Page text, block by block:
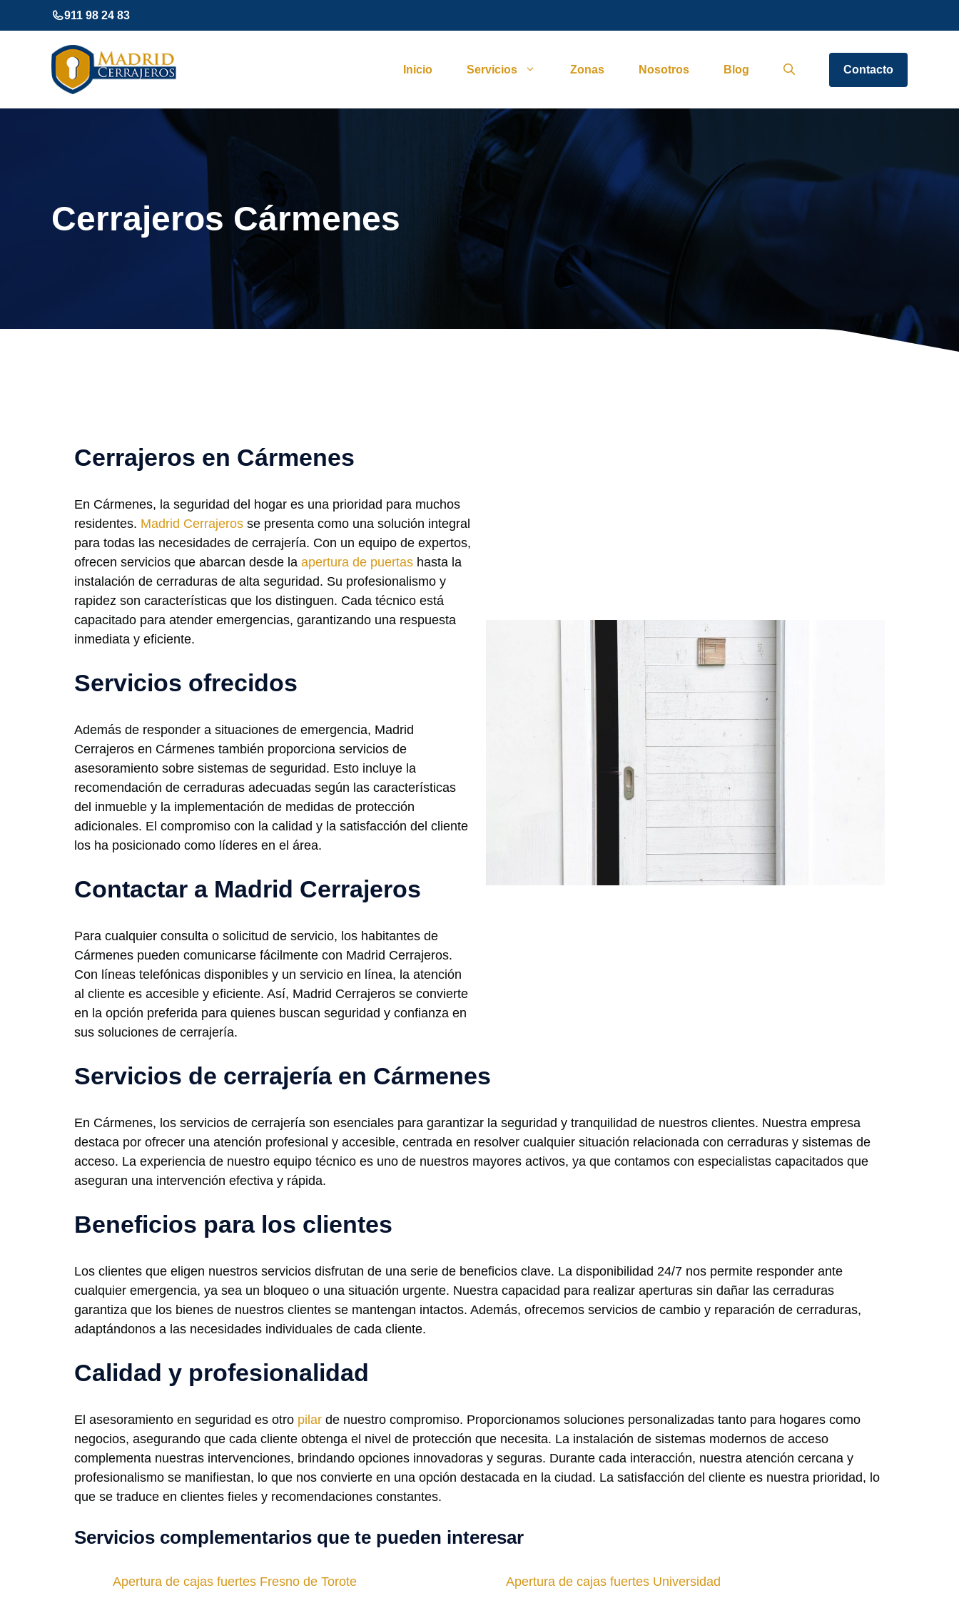
al
911 98 24 83
Inicio Servicios Zonas Nosotros Blog Contacto
Cerrajeros Cármenes
Cerrajeros en Cármenes
En Cármenes, la seguridad del hogar es una prioridad para muchos
residentes. Madrid Cerrajeros se presenta como una solución integral
para todas las necesidades de cerrajería. Con un equipo de expertos,
ofrecen servicios que abarcan desde la apertura de puertas hasta la
instalación de cerraduras de alta seguridad. Su profesionalismo y
rapidez son características que los distinguen. Cada técnico está
capacitado para atender emergencias, garantizando una respuesta
inmediata y eficiente.
Servicios ofrecidos
Además de responder a situaciones de emergencia, Madrid
Cerrajeros en Cármenes también proporciona servicios de
asesoramiento sobre sistemas de seguridad. Esto incluye la
recomendación de cerraduras adecuadas según las características
del inmueble y la implementación de medidas de protección
adicionales. El compromiso con la calidad y la satisfacción del cliente
los ha posicionado como líderes en el área.
Contactar a Madrid Cerrajeros
Para cualquier consulta o solicitud de servicio, los habitantes de
Cármenes pueden comunicarse fácilmente con Madrid Cerrajeros.
Con líneas telefónicas disponibles y un servicio en línea, la atención
al cliente es accesible y eficiente. Así, Madrid Cerrajeros se convierte
en la opción preferida para quienes buscan seguridad y confianza en
sus soluciones de cerrajería.
Servicios de cerrajería en Cármenes
En Cármenes, los servicios de cerrajería son esenciales para garantizar la seguridad y tranquilidad de nuestros clientes. Nuestra empresa
destaca por ofrecer una atención profesional y accesible, centrada en resolver cualquier situación relacionada con cerraduras y sistemas de
acceso. La experiencia de nuestro equipo técnico es uno de nuestros mayores activos, ya que contamos con especialistas capacitados que
aseguran una intervención efectiva y rápida.
Beneficios para los clientes
Los clientes que eligen nuestros servicios disfrutan de una serie de beneficios clave. La disponibilidad 24/7 nos permite responder ante
cualquier emergencia, ya sea un bloqueo o una situación urgente. Nuestra capacidad para realizar aperturas sin dañar las cerraduras
garantiza que los bienes de nuestros clientes se mantengan intactos. Además, ofrecemos servicios de cambio y reparación de cerraduras,
adaptándonos a las necesidades individuales de cada cliente.
Calidad y profesionalidad
El asesoramiento en seguridad es otro pilar de nuestro compromiso. Proporcionamos soluciones personalizadas tanto para hogares como
negocios, asegurando que cada cliente obtenga el nivel de protección que necesita. La instalación de sistemas modernos de acceso
complementa nuestras intervenciones, brindando opciones innovadoras y seguras. Durante cada interacción, nuestra atención cercana y
profesionalismo se manifiestan, lo que nos convierte en una opción destacada en la ciudad. La satisfacción del cliente es nuestra prioridad, lo
que se traduce en clientes fieles y recomendaciones constantes.
Servicios complementarios que te pueden interesar
Apertura de cajas fuertes Fresno de Torote Apertura de cajas fuertes Universidad